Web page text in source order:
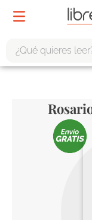
tote bag -
harry potter